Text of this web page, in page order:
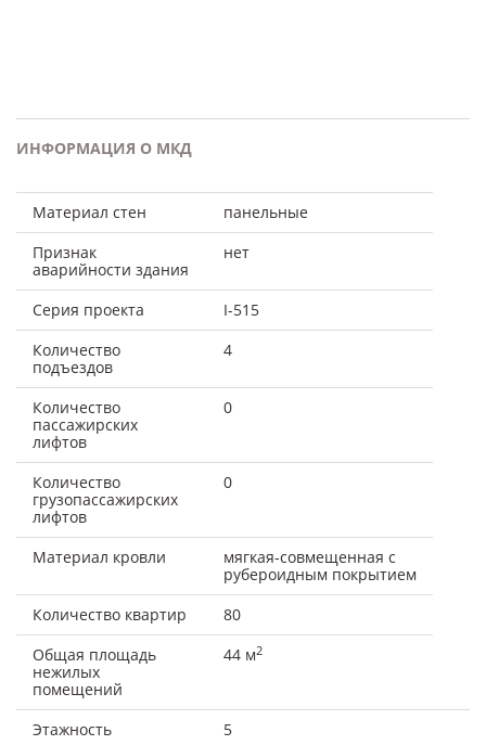
ИНФОРМАЦИЯ О МКД
Материал стен
панельные
Признак
аварийности здания
нет
Серия проекта
I-515
Количество
подъездов
4
Количество
пассажирских
лифтов
0
Количество
грузопассажирских
лифтов
0
Материал кровли
мягкая-совмещенная с
рубероидным покрытием
Количество квартир
80
Общая площадь
нежилых
помещений
44 м2
Этажность 5